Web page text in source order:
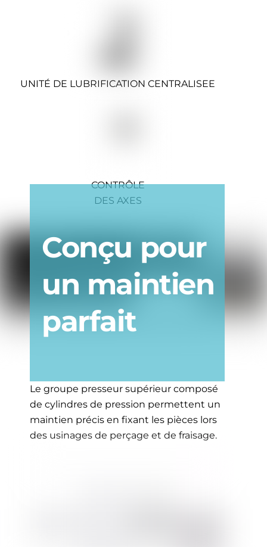
UNITÉ DE LUBRIFICATION CENTRALISEE
CONTRÔLE
DES AXES
Conçu pour
un maintien
parfait
Le groupe presseur supérieur composé
de cylindres de pression permettent un
maintien précis en fixant les pièces lors
des usinages de perçage et de fraisage.